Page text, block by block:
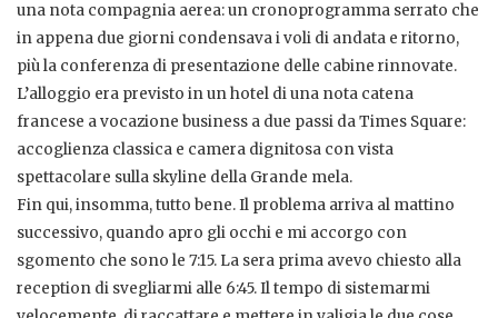
una nota compagnia aerea: un cronoprogramma serrato che
in appena due giorni condensava i voli di andata e ritorno,
più la conferenza di presentazione delle cabine rinnovate.
L’alloggio era previsto in un hotel di una nota catena
francese a vocazione business a due passi da Times Square:
accoglienza classica e camera dignitosa con vista
spettacolare sulla skyline della Grande mela.
Fin qui, insomma, tutto bene. Il problema arriva al mattino
successivo, quando apro gli occhi e mi accorgo con
sgomento che sono le 7:15. La sera prima avevo chiesto alla
reception di svegliarmi alle 6:45. Il tempo di sistemarmi